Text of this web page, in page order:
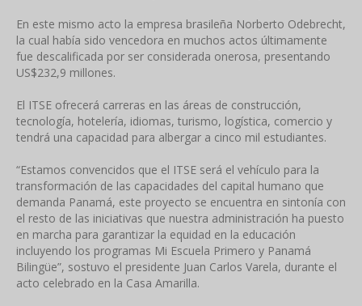
En este mismo acto la empresa brasileña Norberto Odebrecht,
la cual había sido vencedora en muchos actos últimamente
fue descalificada por ser considerada onerosa, presentando
US$232,9 millones.
El ITSE ofrecerá carreras en las áreas de construcción,
tecnología, hotelería, idiomas, turismo, logística, comercio y
tendrá una capacidad para albergar a cinco mil estudiantes.
“Estamos convencidos que el ITSE será el vehículo para la
transformación de las capacidades del capital humano que
demanda Panamá, este proyecto se encuentra en sintonía con
el resto de las iniciativas que nuestra administración ha puesto
en marcha para garantizar la equidad en la educación
incluyendo los programas Mi Escuela Primero y Panamá
Bilingüe”, sostuvo el presidente Juan Carlos Varela, durante el
acto celebrado en la Casa Amarilla.